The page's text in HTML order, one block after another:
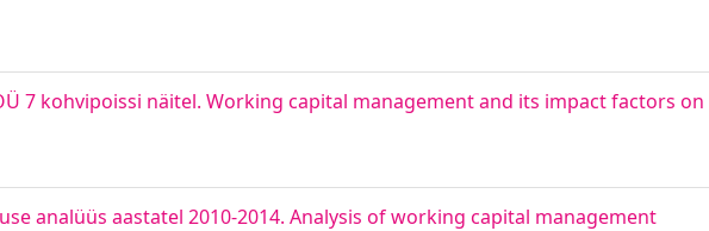
7 kohvipoissi näitel. Working capital management and its impact factors on
analüüs aastatel 2010-2014. Analysis of working capital management